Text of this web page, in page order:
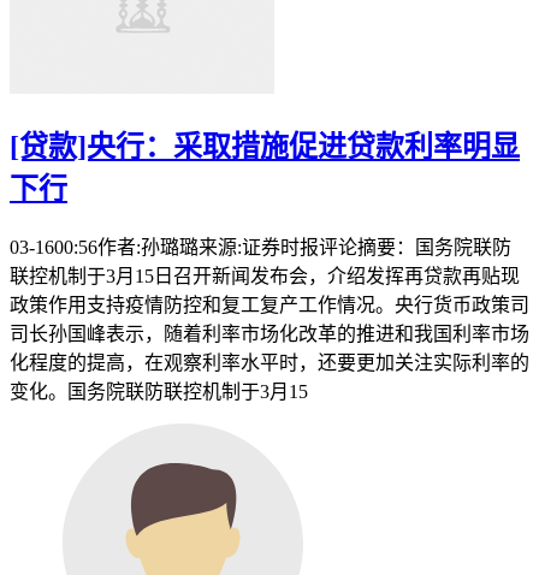
[贷款]央行：采取措施促进贷款利率明显
下行
03-1600:56作者:孙璐璐来源:证券时报评论摘要：国务院联防
联控机制于3月15日召开新闻发布会，介绍发挥再贷款再贴现
政策作用支持疫情防控和复工复产工作情况。央行货币政策司
司长孙国峰表示，随着利率市场化改革的推进和我国利率市场
化程度的提高，在观察利率水平时，还要更加关注实际利率的
变化。国务院联防联控机制于3月15